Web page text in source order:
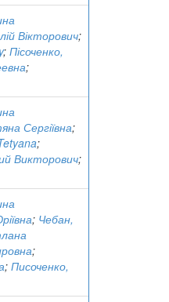
Вікторович;
; Пісоченко,
;
Сергіївна;
;
Викторович;
; Чебан,
;
; Писоченко,